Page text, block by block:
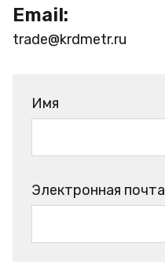
Email:
trade@krdmetr.ru
Имя
Электронная почта